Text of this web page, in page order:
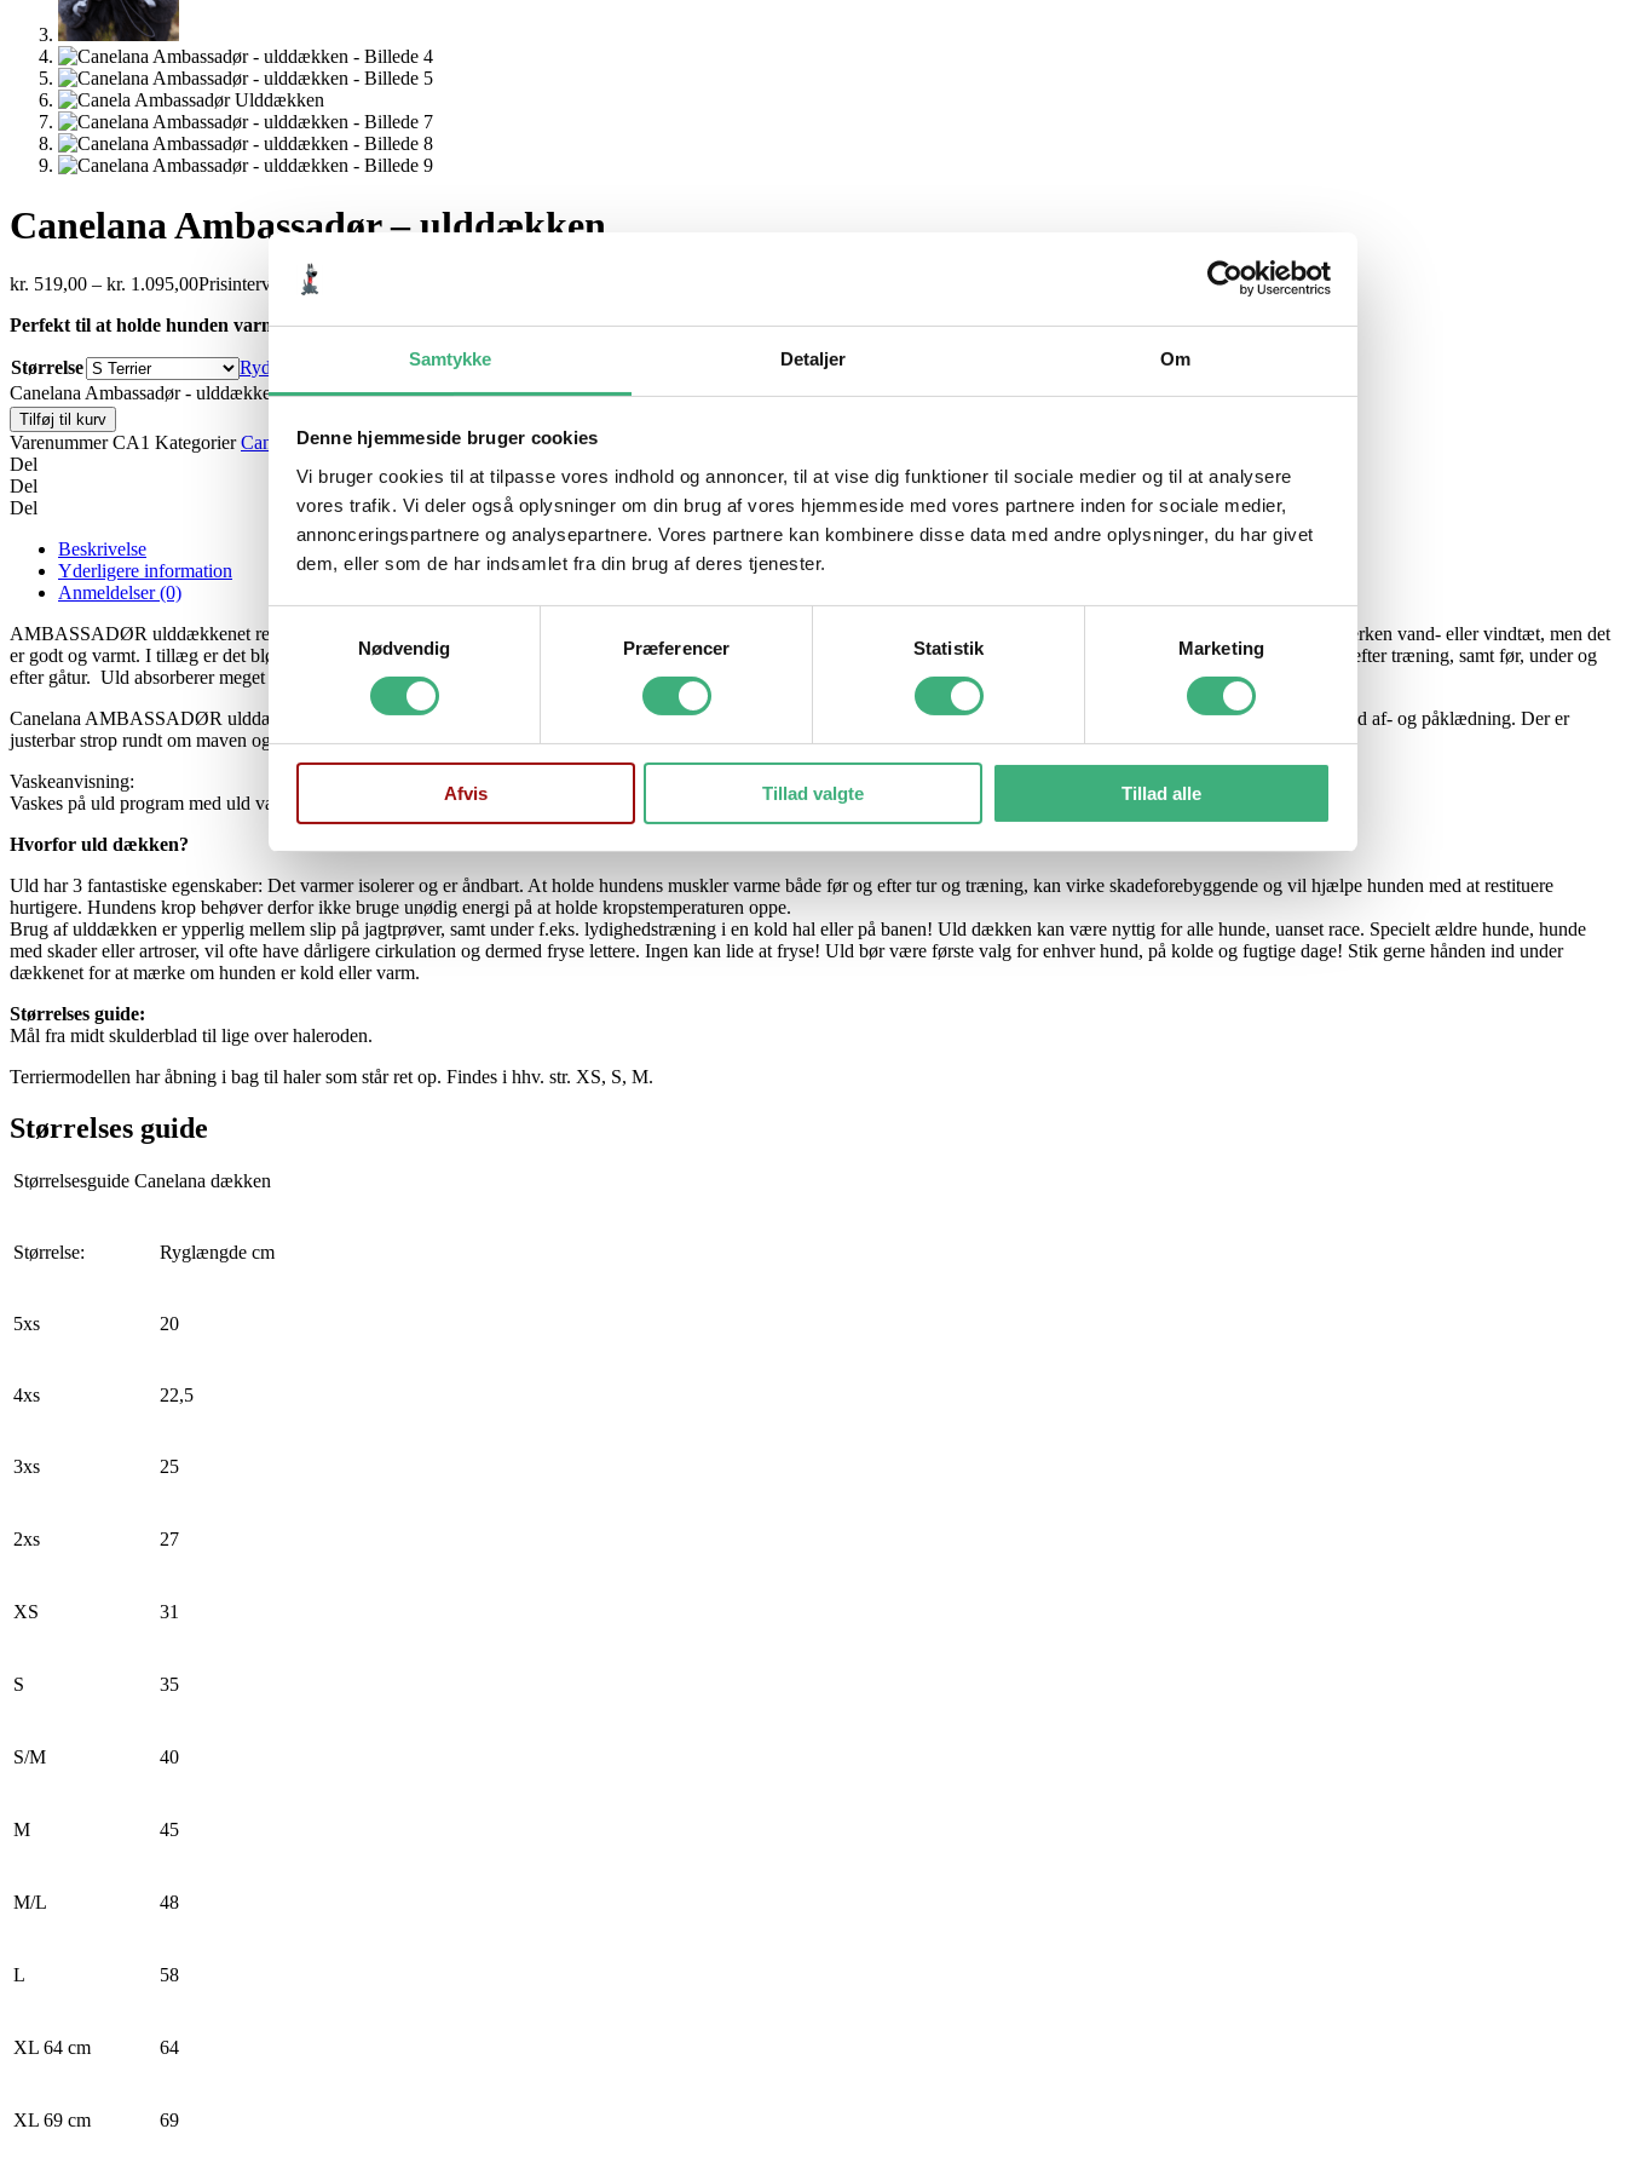
Samtykke Detaljer Om
Denne hjemmeside bruger cookies
Vi bruger cookies til at tilpasse vores indhold og annoncer, til at vise dig funktioner til sociale medier og til at analysere
vores trafik. Vi deler også oplysninger om din brug af vores hjemmeside med vores partnere inden for sociale medier,
annonceringspartnere og analysepartnere. Vores partnere kan kombinere disse data med andre oplysninger, du har givet
dem, eller som de har indsamlet fra din brug af deres tjenester.
Nødvendig
Præferencer Statistik Marketing
Afvis Tillad valgte Tillad alle
Canelana Ambassadør – ulddækken
kr. 519,00 – kr. 1.095,00Prisinterval: kr. 519,00 til kr. 1.095,00
Perfekt til at holde hunden varm og lun i alle situationer!
Størrelse
Ryd
Canelana Ambassadør - ulddækken antal
Tilføj til kurv
VarenummerCA1 Kategorier Canelana dækkener,Dækkener Tags Ambassadør
Del
Del
Del
Beskrivelse
Yderligere information
Anmeldelser (0)
AMBASSADØR ulddækkenet repræsenterer alt hvad Canelana står for, deraf navnet. Det er lavet i ren, tyk merinould. Dækkenet er varmt, behageligt og funktionelt. Det er hverken vand- eller vindtæt, men det
er godt og varmt. I tillæg er det blødt, så hunden har god bevægelighed i dette dækken. Det er dejligt for hunden at have på i bilen, når det er koldt. Fint at have på før, under og efter træning, samt før, under og
efter gåtur. Uld absorberer meget fugtighed og varmer, selvom det er vådt. Uld er ikke statisk og lugt sætter sig ikke i et ulddækken, ligesom det gør i et syntetisk dækken.
Canelana AMBASSADØR ulddækken har samme pasform som Canelana Aurora, Thermo og Frost og det sidder som støbt. På fronten er der ribstrikket for bedre fleksibilitet ved af- og påklædning. Der er
justerbar strop rundt om maven og stramning i både hals og bag, for bedst mulig pasform til din hund.
Vaskeanvisning:
Vaskes på uld program med uld vaskemiddel på 30 grader.
Hvorfor uld dækken?
Uld har 3 fantastiske egenskaber: Det varmer isolerer og er åndbart. At holde hundens muskler varme både før og efter tur og træning, kan virke skadeforebyggende og vil hjælpe hunden med at restituere
hurtigere. Hundens krop behøver derfor ikke bruge unødig energi på at holde kropstemperaturen oppe.
Brug af ulddækken er ypperlig mellem slip på jagtprøver, samt under f.eks. lydighedstræning i en kold hal eller på banen! Uld dækken kan være nyttig for alle hunde, uanset race. Specielt ældre hunde, hunde
med skader eller artroser, vil ofte have dårligere cirkulation og dermed fryse lettere. Ingen kan lide at fryse! Uld bør være første valg for enhver hund, på kolde og fugtige dage! Stik gerne hånden ind under
dækkenet for at mærke om hunden er kold eller varm.
Størrelses guide:
Mål fra midt skulderblad til lige over haleroden.
Terriermodellen har åbning i bag til haler som står ret op. Findes i hhv. str. XS, S, M.
Størrelses guide
Størrelsesguide Canelana dækken
Størrelse: Ryglængde cm
5xs 20
4xs 22,5
3xs 25
2xs 27
XS 31
S 35
S/M 40
M 45
M/L 48
L 58
XL 64 cm 64
XL 69 cm 69